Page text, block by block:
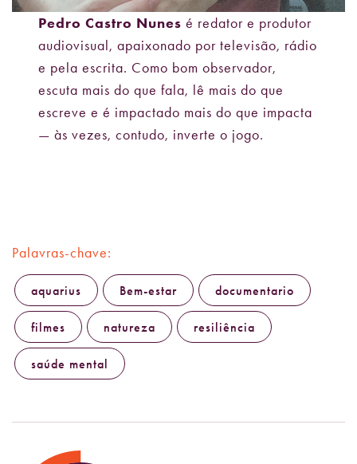
Pedro Castro Nunes é redator e produtor
audiovisual, apaixonado por televisão, rádio
e pela escrita. Como bom observador,
escuta mais do que fala, lê mais do que
escreve e é impactado mais do que impacta
— às vezes, contudo, inverte o jogo.
Palavras-chave:
aquarius Bem-estar documentario
filmes natureza resiliência
saúde mental